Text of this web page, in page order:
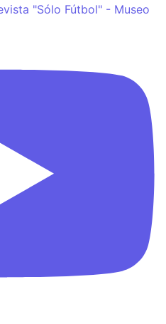
"Sólo Fútbol" - Museo